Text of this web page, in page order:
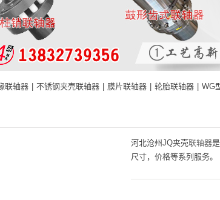
联轴器 不锈钢夹壳联轴器 膜片联轴器 轮胎联轴器 WG
河北沧州JQ夹壳联轴器
尺寸，价格等系列服务。